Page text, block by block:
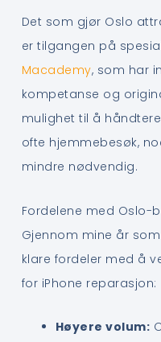
Det som gjør Oslo
er tilgangen på
Macademy, som har
kompetanse og
mulighet til å
ofte hjemmebesøk,
mindre nødvendig.
Fordelene med Oslo-
Gjennom mine år
klare fordeler med å
for iPhone reparasjon:
Høyere volum: